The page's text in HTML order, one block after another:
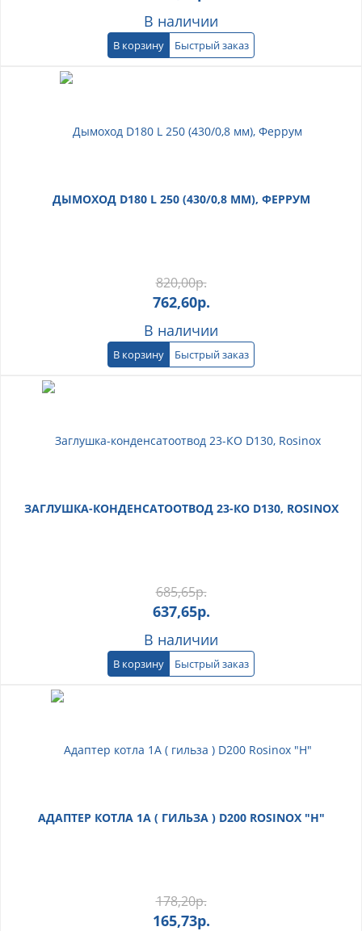
В наличии
В корзину Быстрый заказ
ДЫМОХОД D180 L 250 (430/0,8 ММ), ФЕРРУМ
820,00р.
762,60р.
В наличии
В корзину Быстрый заказ
ЗАГЛУШКА-КОНДЕНСАТООТВОД 23-КО D130, ROSINOX
685,65р.
637,65р.
В наличии
В корзину Быстрый заказ
АДАПТЕР КОТЛА 1А ( ГИЛЬЗА ) D200 ROSINOX "Н"
178,20р.
165,73р.